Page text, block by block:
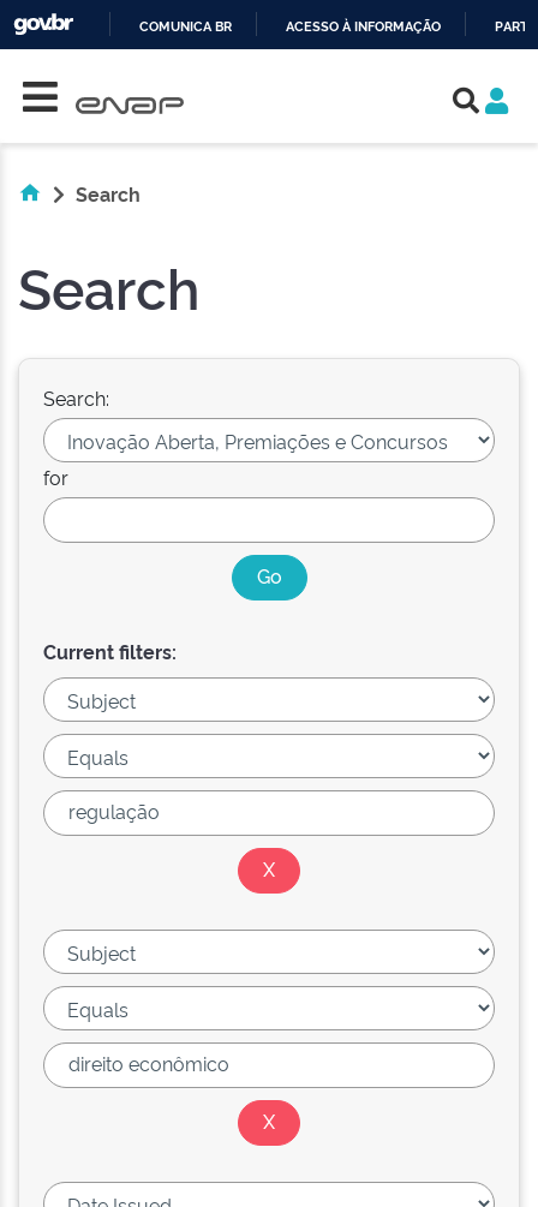
COMUNICA BR ACESSO À INFORMAÇÃO
Search
Search
Search:
for
Current filters: